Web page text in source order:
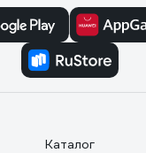
Каталог